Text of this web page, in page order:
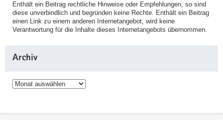
Enthält ein Beitrag rechtliche Hinweise oder Empfehlungen, so sind
diese unverbindlich und begründen keine Rechte. Enthält ein Beitrag
einen Link zu einem anderen Internetangebot, wird keine
Verantwortung für die Inhalte dieses Internetangebots übernommen.
Archiv
Archiv